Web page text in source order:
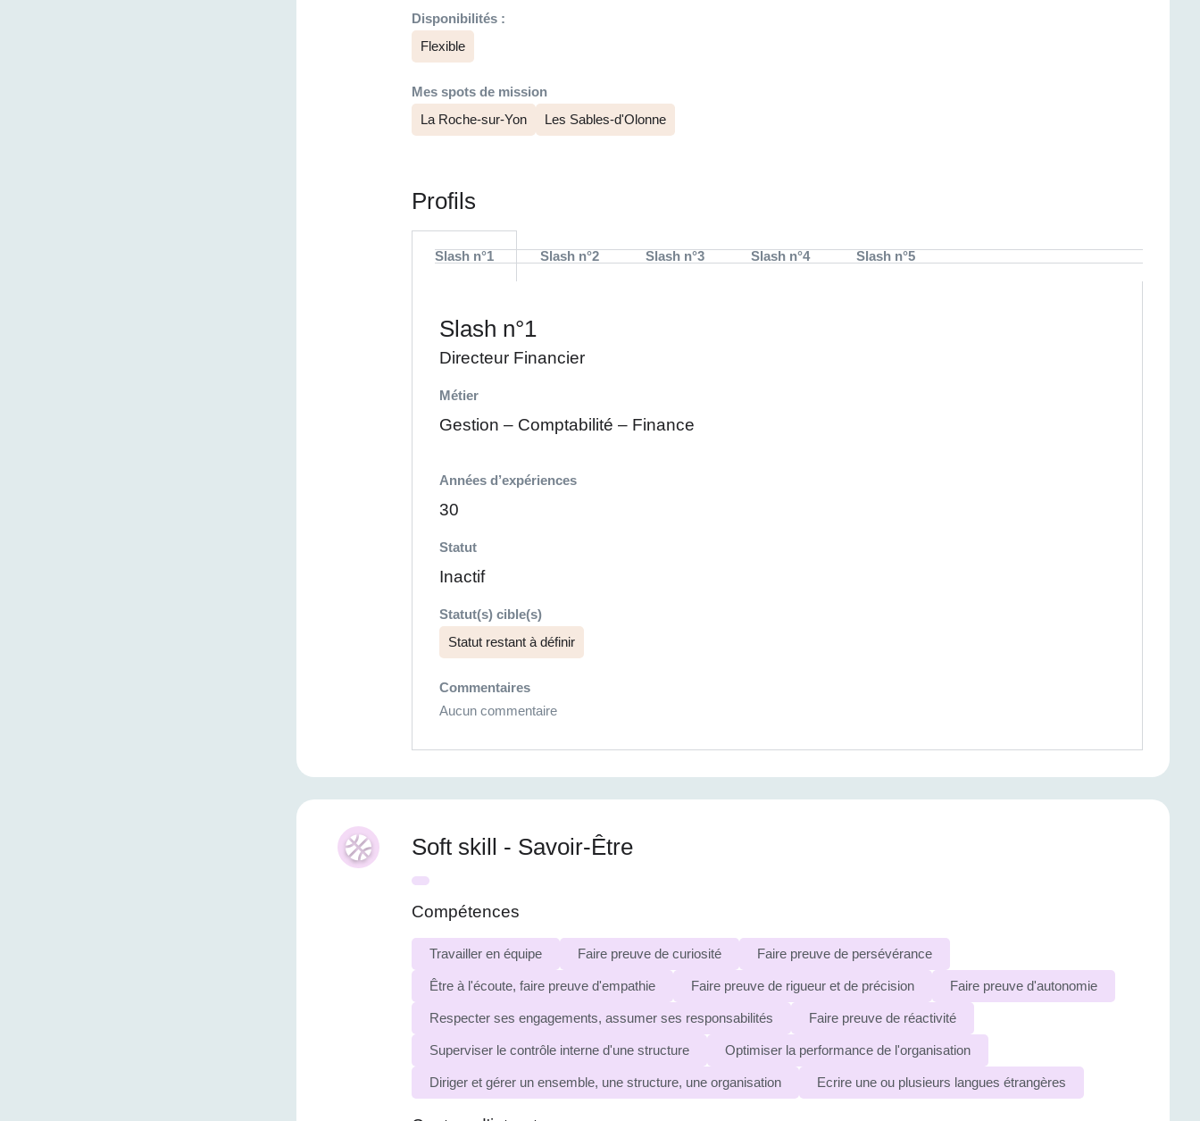
Disponibilités :
Flexible
Mes spots de mission
La Roche-sur-Yon
Les Sables-d'Olonne
Profils
Slash n°1 Slash n°2 Slash n°3 Slash n°4 Slash n°5
Slash n°1
Directeur Financier
Métier
Gestion – Comptabilité – Finance
Années d’expériences
30
Statut
Inactif
Statut(s) cible(s)
Statut restant à définir
Commentaires
Aucun commentaire
Soft skill - Savoir-Être
Compétences
Travailler en équipe Faire preuve de curiosité Faire preuve de persévérance
Être à l'écoute, faire preuve d'empathie Faire preuve de rigueur et de précision Faire preuve d'autonomie
Respecter ses engagements, assumer ses responsabilités Faire preuve de réactivité
Superviser le contrôle interne d'une structure Optimiser la performance de l'organisation
Diriger et gérer un ensemble, une structure, une organisation Ecrire une ou plusieurs langues étrangères